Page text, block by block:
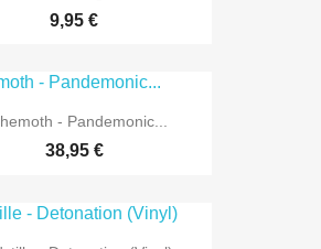
9,95 €
- Pandemonic...
38,95 €